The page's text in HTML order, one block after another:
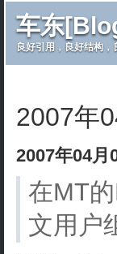
车东
良好引用，良好结构
2007年
2007年04月
在MT
文用户